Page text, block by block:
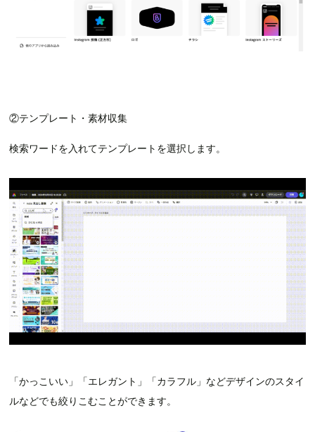
②テンプレート・素材収集
検索ワードを入れてテンプレートを選択します。
「かっこいい」「エレガント」「カラフル」などデザインのスタイ
ルなどでも絞りこむことができます。